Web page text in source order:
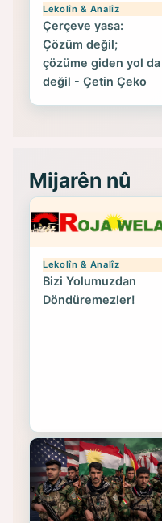
Lekolîn & Analîz
Çerçeve yasa:
Çözüm değil;
çözüme giden yol da
değil - Çetin Çeko
Mijarên nû
Lekolîn & Analîz
Bizi Yolumuzdan
Döndüremezler!